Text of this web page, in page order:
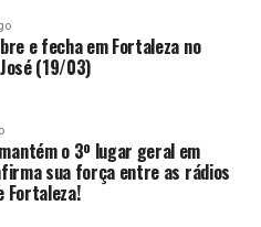
e fecha em Fortaleza no
(19/03)
o 3º lugar geral em
sua força entre as rádios
Fortaleza!